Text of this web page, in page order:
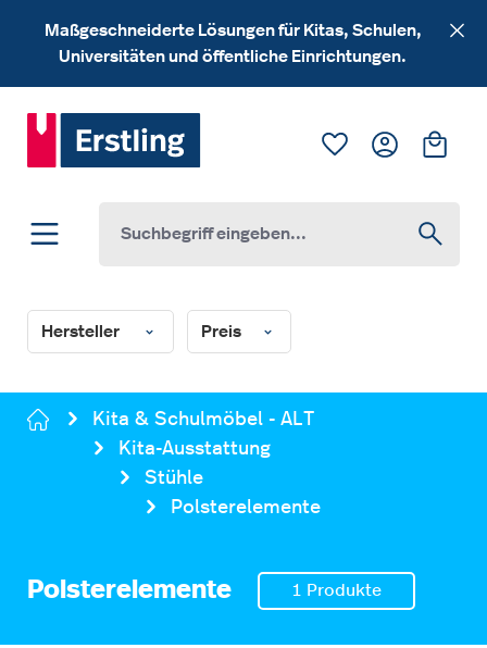
Zum Hauptinhalt springen
Maßgeschneiderte Lösungen für Kitas, Schulen,
Universitäten und öffentliche Einrichtungen.
Du hast 0
Hersteller Preis
Kita & Schulmöbel - ALT
Kita-Ausstattung
Stühle
Polsterelemente
Polsterelemente 1 Produkte